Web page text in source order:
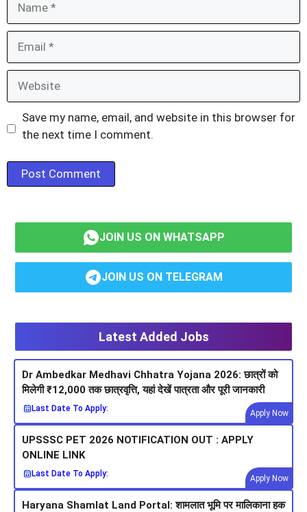
Save my name, email, and website in this browser for
the next time I comment.
JOIN US ON WHATSAPP
JOIN US ON TELEGRAM
Latest Added Jobs
Dr Ambedkar Medhavi Chhatra Yojana 2026: छात्रों को
मिलेगी ₹12,000 तक छात्रवृत्ति, यहां देखें पात्रता और पूरी जानकारी
Last Date To Apply:
Apply Now
UPSSSC PET 2026 NOTIFICATION OUT : APPLY
ONLINE LINK
Last Date To Apply:
Apply Now
Haryana Shamlat Land Portal: शामलात भूमि पर मालिकाना हक